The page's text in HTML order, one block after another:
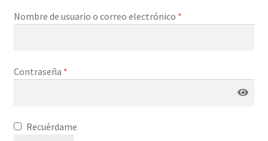
Mi cuenta
Nombre de usuario o correo electrónico *
Contraseña *
Recuérdame